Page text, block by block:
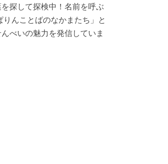
探して探検中！名前を呼ぶ
んことばのなかまたち」と
べいの魅力を発信していま